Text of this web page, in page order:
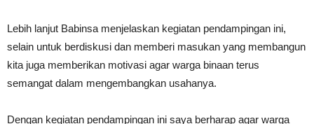
Lebih lanjut Babinsa menjelaskan kegiatan pendampingan ini,
selain untuk berdiskusi dan memberi masukan yang membangun
kita juga memberikan motivasi agar warga binaan terus
semangat dalam mengembangkan usahanya.
Dengan kegiatan pendampingan ini saya berharap agar warga